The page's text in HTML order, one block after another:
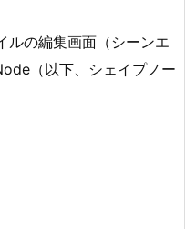
の編集画面（シーンエ
（以下、シェイプノー